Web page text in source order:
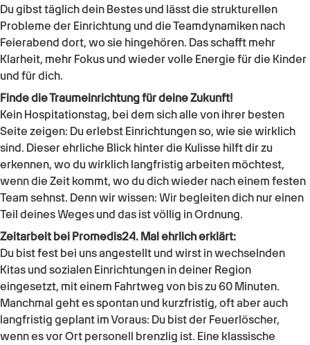
Du gibst täglich dein Bestes und lässt die strukturellen
Probleme der Einrichtung und die Teamdynamiken nach
Feierabend dort, wo sie hingehören. Das schafft mehr
Klarheit, mehr Fokus und wieder volle Energie für die Kinder
und für dich.
Finde die Traumeinrichtung für deine Zukunft!
Kein Hospitationstag, bei dem sich alle von ihrer besten
Seite zeigen: Du erlebst Einrichtungen so, wie sie wirklich
sind. Dieser ehrliche Blick hinter die Kulisse hilft dir zu
erkennen, wo du wirklich langfristig arbeiten möchtest,
wenn die Zeit kommt, wo du dich wieder nach einem festen
Team sehnst. Denn wir wissen: Wir begleiten dich nur einen
Teil deines Weges und das ist völlig in Ordnung.
Zeitarbeit bei Promedis24. Mal ehrlich erklärt:
Du bist fest bei uns angestellt und wirst in wechselnden
Kitas und sozialen Einrichtungen in deiner Region
eingesetzt, mit einem Fahrtweg von bis zu 60 Minuten.
Manchmal geht es spontan und kurzfristig, oft aber auch
langfristig geplant im Voraus: Du bist der Feuerlöscher,
wenn es vor Ort personell brenzlig ist. Eine klassische